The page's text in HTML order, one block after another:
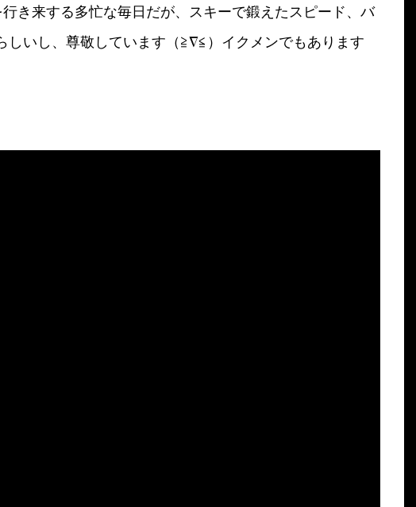
き来する多忙な毎日だが、スキーで鍛えたスピード、バ
いし、尊敬しています（≧∇≦）イクメンでもあります